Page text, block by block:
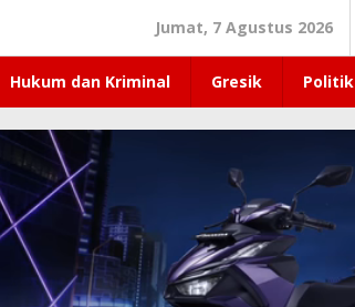
Jumat, 7 Agustus 2026
Hukum dan Kriminal Gresik Politik